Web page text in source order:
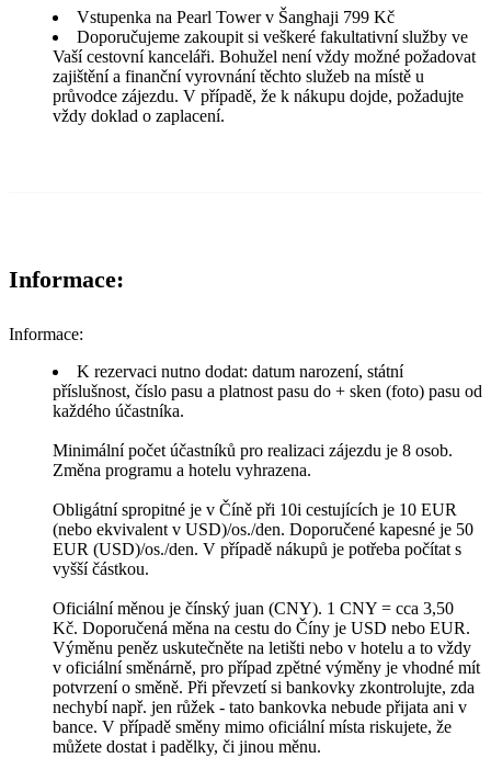
Vstupenka na Pearl Tower v Šanghaji 799 Kč
Doporučujeme zakoupit si veškeré fakultativní služby ve
Vaší cestovní kanceláři. Bohužel není vždy možné požadovat
zajištění a finanční vyrovnání těchto služeb na místě u
průvodce zájezdu. V případě, že k nákupu dojde, požadujte
vždy doklad o zaplacení.
Informace:
Informace:
K rezervaci nutno dodat: datum narození, státní
příslušnost, číslo pasu a platnost pasu do + sken (foto) pasu od
každého účastníka.
Minimální počet účastníků pro realizaci zájezdu je 8 osob.
Změna programu a hotelu vyhrazena.
Obligátní spropitné je v Číně při 10i cestujících je 10 EUR
(nebo ekvivalent v USD)/os./den. Doporučené kapesné je 50
EUR (USD)/os./den. V případě nákupů je potřeba počítat s
vyšší částkou.
Oficiální měnou je čínský juan (CNY). 1 CNY = cca 3,50
Kč. Doporučená měna na cestu do Číny je USD nebo EUR.
Výměnu peněz uskutečněte na letišti nebo v hotelu a to vždy
v oficiální směnárně, pro případ zpětné výměny je vhodné mít
potvrzení o směně. Při převzetí si bankovky zkontrolujte, zda
nechybí např. jen růžek - tato bankovka nebude přijata ani v
bance. V případě směny mimo oficiální místa riskujete, že
můžete dostat i padělky, či jinou měnu.